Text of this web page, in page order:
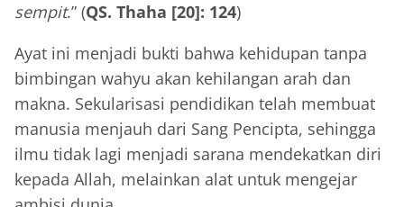
sempit.” (QS. Thaha [20]: 124)
Ayat ini menjadi bukti bahwa kehidupan tanpa
bimbingan wahyu akan kehilangan arah dan
makna. Sekularisasi pendidikan telah membuat
manusia menjauh dari Sang Pencipta, sehingga
ilmu tidak lagi menjadi sarana mendekatkan diri
kepada Allah, melainkan alat untuk mengejar